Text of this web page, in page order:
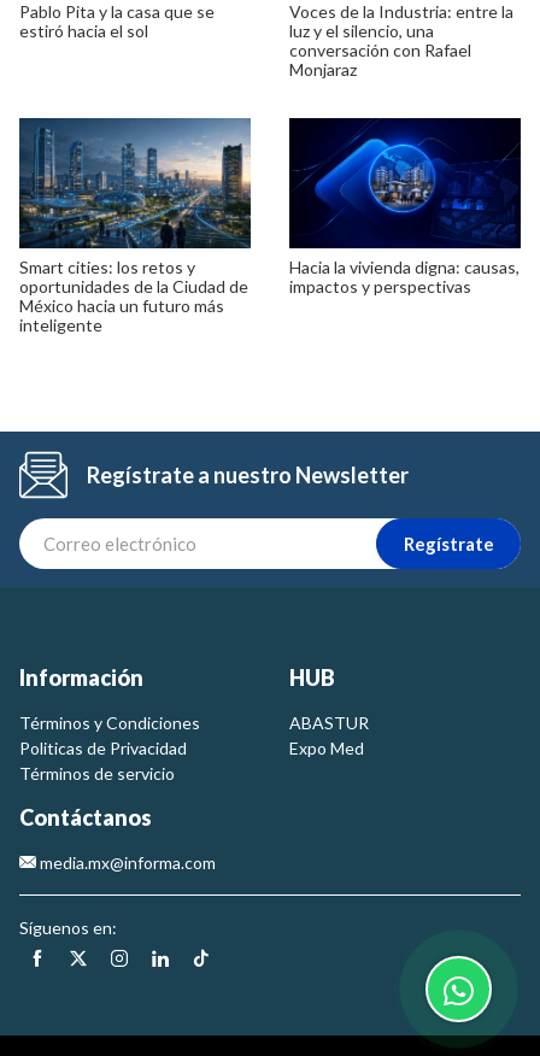
Pablo Pita y la casa que se
estiró hacia el sol
Voces de la Industria: entre la
luz y el silencio, una
conversación con Rafael
Monjaraz
Smart cities: los retos y
oportunidades de la Ciudad de
México hacia un futuro más
inteligente
Hacia la vivienda digna: causas,
impactos y perspectivas
Regístrate a nuestro Newsletter
Regístrate
Información
Términos y Condiciones
Politicas de Privacidad
Términos de servicio
HUB
ABASTUR
Expo Med
Contáctanos
media.mx@informa.com
Síguenos en: